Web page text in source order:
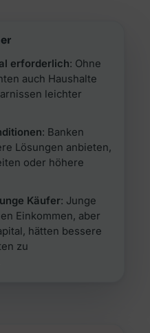
erforderlich: Ohne
auch Haushalte
leichter
: Banken
Lösungen anbieten,
oder höhere
Käufer: Junge
Einkommen, aber
hätten bessere
zu